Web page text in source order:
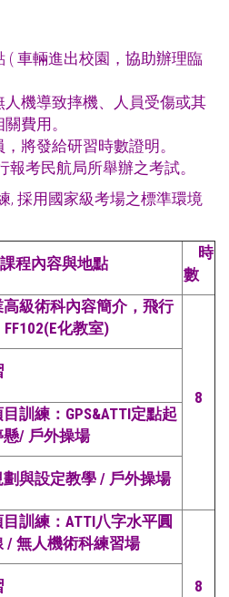
( 車輛進出校園，協助辦理臨
機導致摔機、人員受傷或其
費用。
將發給研習時數證明。
報考民航局所舉辦之考試。
, 採用國家級考場之標準環境
課程內容與地點
時
數
級術科內容簡介，飛行
化教室)
8
訓練：GPS&ATTI定點起
/ 戶外操場
與設定教學 / 戶外操場
訓練：ATTI八字水平圓
/ 無人機術科練習場
8